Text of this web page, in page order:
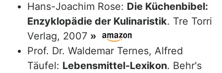
Hans-Joachim Rose: Die Küchenbibel:
Enzyklopädie der Kulinaristik. Tre Torri
Verlag, 2007 »
Prof. Dr. Waldemar Ternes, Alfred
Täufel: Lebensmittel-Lexikon. Behr's